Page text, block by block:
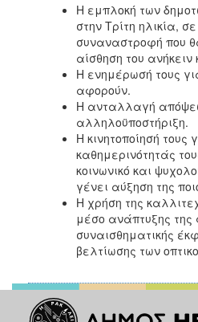
Η εμπλοκή των
στην Τρίτη ηλικία,
συναναστροφή που
αίσθηση του
Η ενημέρωσή τους
αφορούν.
Η ανταλλαγή
αλληλοϋποστήριξη.
Η κινητοποίησή τους
καθημερινότητάς
κοινωνικό και
γένει αύξηση της
Η χρήση της
μέσο ανάπτυξης
συναισθηματικής
βελτίωσης των